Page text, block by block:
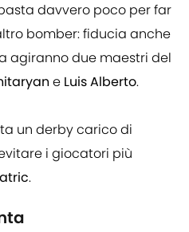
davvero poco per far
bomber: fiducia anche
agiranno due maestri del
e Luis Alberto.
un derby carico di
i giocatori più
.